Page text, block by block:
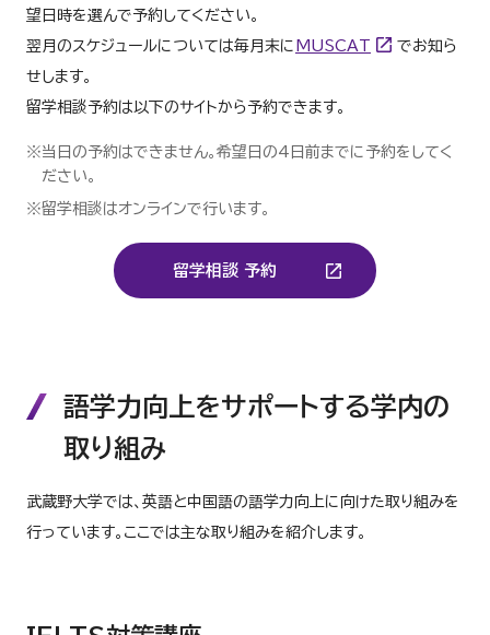
望日時を選んで予約してください。
翌月のスケジュールについては毎月末に MUSCAT
でお知ら
せします。
留学相談予約は以下のサイトから予約できます。
※当日の予約はできません。希望日の4日前までに予約をしてく
ださい。
※留学相談はオンラインで行います。
留学相談 予約
語学力向上をサポートする学内の
取り組み
武蔵野大学では、英語と中国語の語学力向上に向けた取り組みを
行っています。ここでは主な取り組みを紹介します。